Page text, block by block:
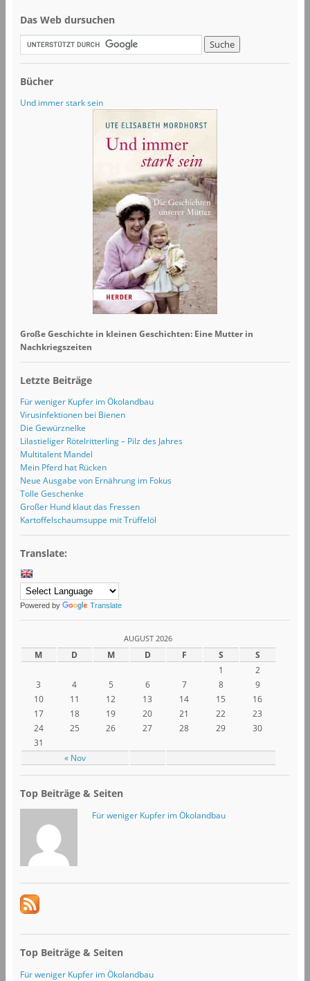
Das Web dursuchen
Bücher
Und immer stark sein
Große Geschichte in kleinen Geschichten: Eine Mutter in
Nachkriegszeiten
Letzte Beiträge
Für weniger Kupfer im Ökolandbau
Virusinfektionen bei Bienen
Die Gewürznelke
Lilastieliger Rötelritterling – Pilz des Jahres
Multitalent Mandel
Mein Pferd hat Rücken
Neue Ausgabe von Ernährung im Fokus
Tolle Geschenke
Großer Hund klaut das Fressen
Kartoffelschaumsuppe mit Trüffelöl
Translate:
Powered by Translate
AUGUST 2026
M D M D F S S
« Nov
1
2
3
4 5 6 7 8
9
10
11 12 13 14 15
16
17
18 19 20 21 22
23
24
25 26 27 28 29
30
31
Top Beiträge & Seiten
Für weniger Kupfer im Ökolandbau
Top Beiträge & Seiten
Für weniger Kupfer im Ökolandbau